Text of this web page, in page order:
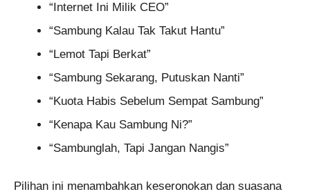
“Internet Ini Milik CEO”
“Sambung Kalau Tak Takut Hantu”
“Lemot Tapi Berkat”
“Sambung Sekarang, Putuskan Nanti”
“Kuota Habis Sebelum Sempat Sambung”
“Kenapa Kau Sambung Ni?”
“Sambunglah, Tapi Jangan Nangis”
Pilihan ini menambahkan keseronokan dan suasana